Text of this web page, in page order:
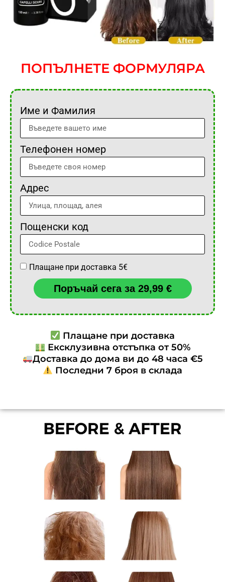
ПОПЪЛНЕТЕ ФОРМУЛЯРА
Име и Фамилия
Телефонен номер
Адрес
Пощенски код
Плащане при доставка 5€
Поръчай сега за 29,99 €
Плащане при доставка
Ексклузивна отстъпка от 50%
Доставка до дома ви до 48 часа €5
Последни 7 броя в склада